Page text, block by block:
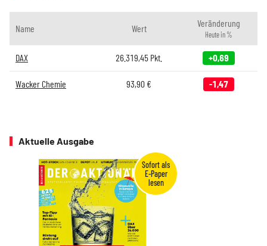
Name Wert Veränderung
Heute in %
DAX 26.319,45 Pkt. +0,69
Wacker Chemie 93,90 € -1,47
Aktuelle Ausgabe